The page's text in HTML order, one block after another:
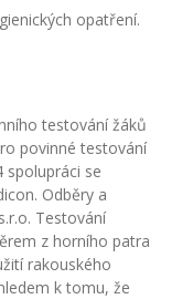
opatření.
testování žáků
povinné testování
spolupráci se
Odběry a
Testování
z horního patra
rakouského
k tomu, že